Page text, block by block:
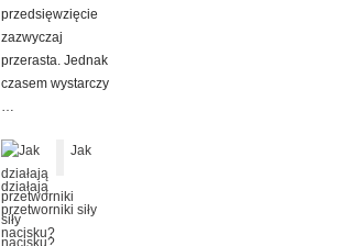
przedsięwzięcie
zazwyczaj
przerasta. Jednak
czasem wystarczy
…
Jak
działają
przetworniki siły
nacisku?